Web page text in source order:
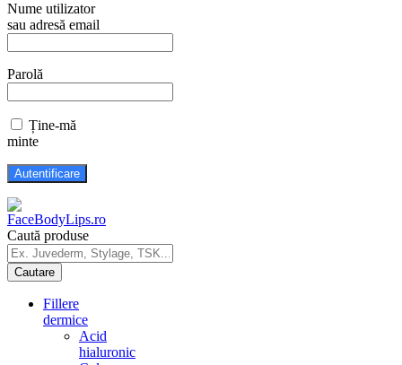
Nume utilizator
sau adresă email
Parolă
Ține-mă
minte
Caută produse
Fillere
dermice
Acid
hialuronic